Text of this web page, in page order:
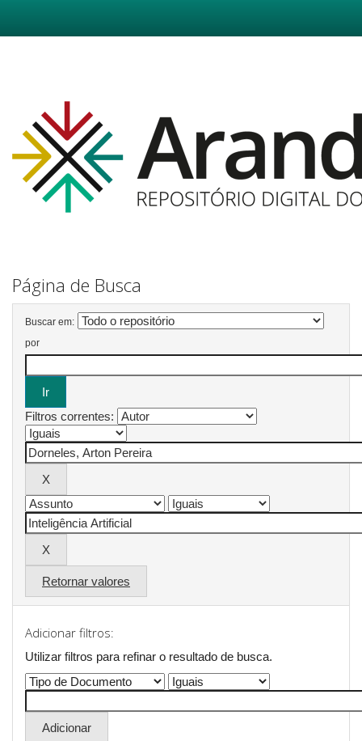
Página de Busca
Buscar em:
por
Filtros correntes:
Retornar valores
Adicionar filtros:
Utilizar filtros para refinar o resultado de busca.